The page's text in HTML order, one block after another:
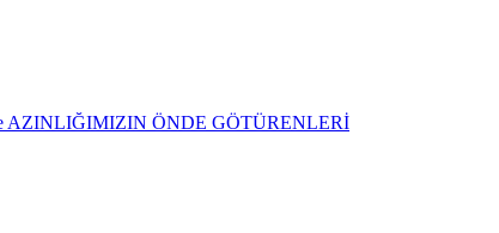
AZINLIĞIMIZIN ÖNDE GÖTÜRENLERİ